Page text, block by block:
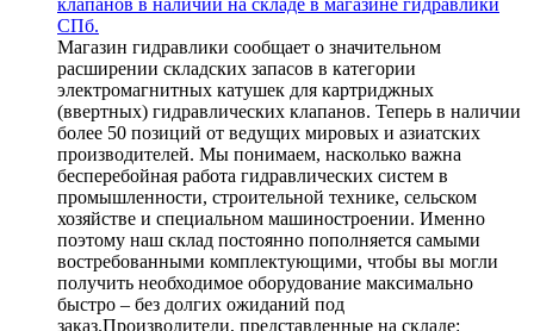
СПб.
Магазин гидравлики сообщает о значительном
расширении складских запасов в категории
электромагнитных катушек для картриджных
(ввертных) гидравлических клапанов. Теперь в наличии
более 50 позиций от ведущих мировых и азиатских
производителей. Мы понимаем, насколько важна
бесперебойная работа гидравлических систем в
промышленности, строительной технике, сельском
хозяйстве и специальном машиностроении. Именно
поэтому наш склад постоянно пополняется самыми
востребованными комплектующими, чтобы вы могли
получить необходимое оборудование максимально
быстро – без долгих ожиданий под
заказ.Производители, представленные на складе: